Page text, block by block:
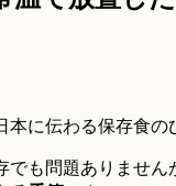
に伝わる保存食の
も問題ありません